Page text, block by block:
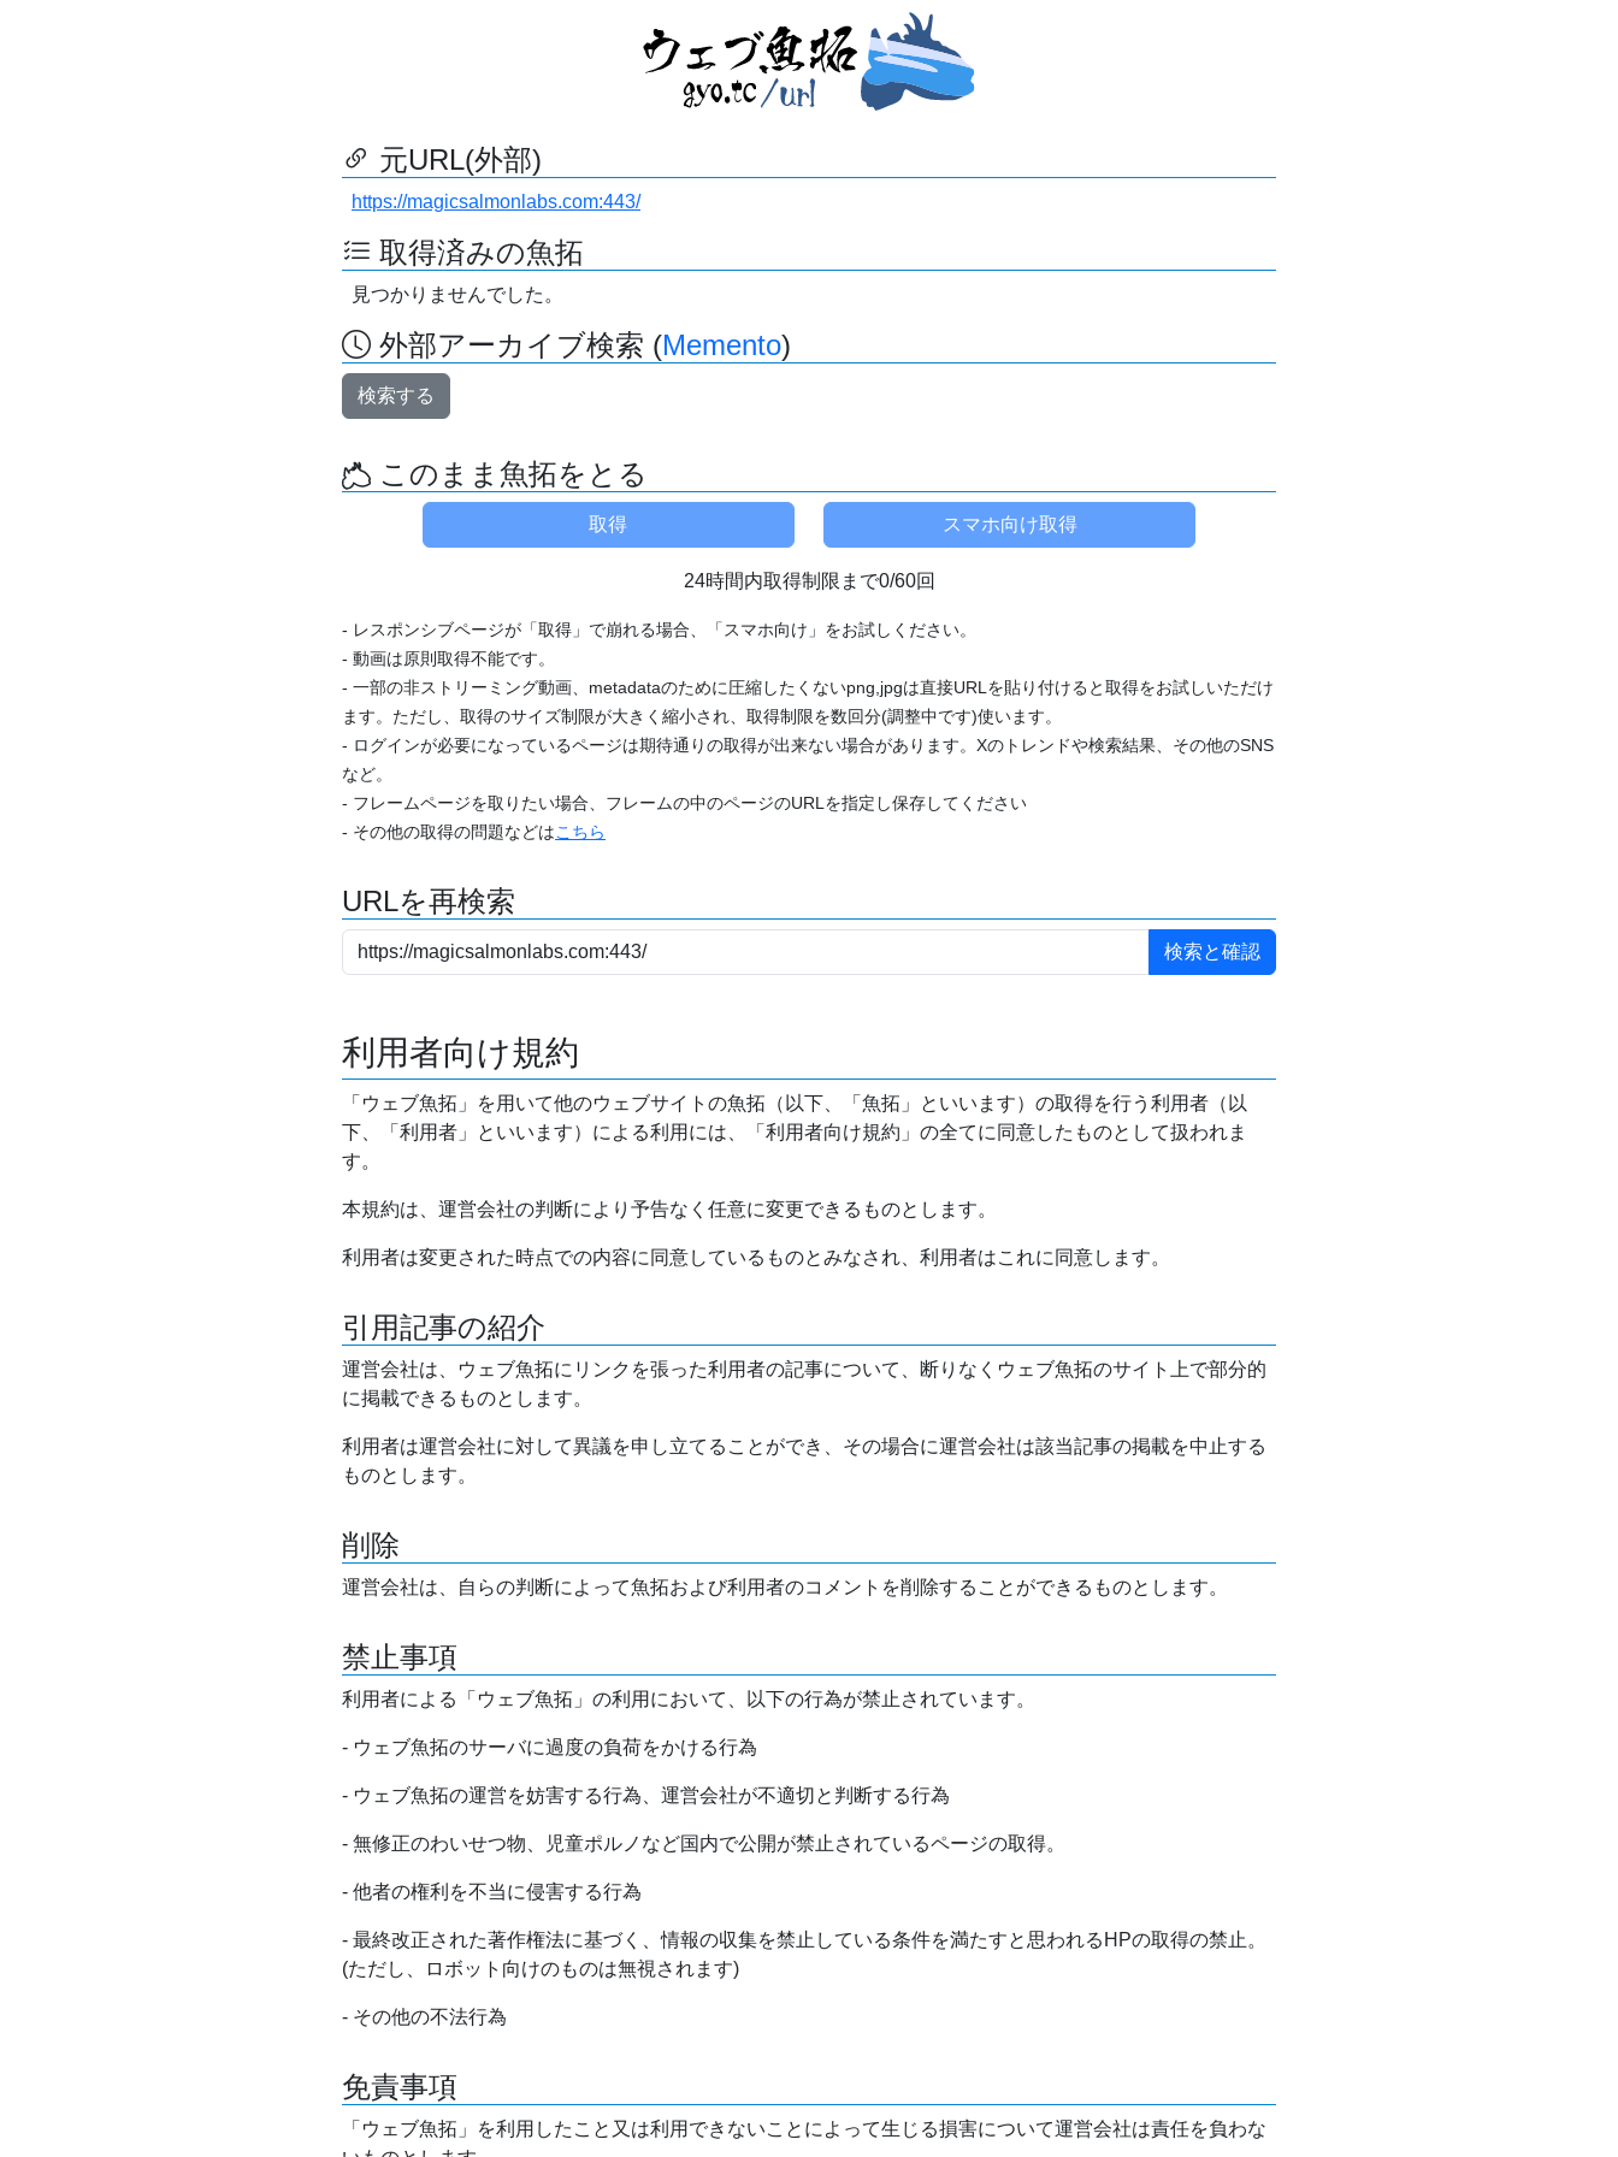
元URL(外部)
https://magicsalmonlabs.com:443/
取得済みの魚拓
見つかりませんでした。
外部アーカイブ検索 (Memento)
検索する
このまま魚拓をとる
24時間内取得制限まで0/60回
- レスポンシブページが「取得」で崩れる場合、「スマホ向け」をお試しください。
- 動画は原則取得不能です。
- 一部の非ストリーミング動画、metadataのために圧縮したくないpng,jpgは直接URLを貼り付けると取得をお試しいただけ
ます。ただし、取得のサイズ制限が大きく縮小され、取得制限を数回分(調整中です)使います。
- ログインが必要になっているページは期待通りの取得が出来ない場合があります。Xのトレンドや検索結果、その他のSNS
など。
- フレームページを取りたい場合、フレームの中のページのURLを指定し保存してください
- その他の取得の問題などはこちら
URLを再検索
利用者向け規約
「ウェブ魚拓」を用いて他のウェブサイトの魚拓（以下、「魚拓」といいます）の取得を行う利用者（以
下、「利用者」といいます）による利用には、「利用者向け規約」の全てに同意したものとして扱われま
す。
本規約は、運営会社の判断により予告なく任意に変更できるものとします。
利用者は変更された時点での内容に同意しているものとみなされ、利用者はこれに同意します。
引用記事の紹介
運営会社は、ウェブ魚拓にリンクを張った利用者の記事について、断りなくウェブ魚拓のサイト上で部分的
に掲載できるものとします。
利用者は運営会社に対して異議を申し立てることができ、その場合に運営会社は該当記事の掲載を中止する
ものとします。
削除
運営会社は、自らの判断によって魚拓および利用者のコメントを削除することができるものとします。
禁止事項
利用者による「ウェブ魚拓」の利用において、以下の行為が禁止されています。
- ウェブ魚拓のサーバに過度の負荷をかける行為
- ウェブ魚拓の運営を妨害する行為、運営会社が不適切と判断する行為
- 無修正のわいせつ物、児童ポルノなど国内で公開が禁止されているページの取得。
- 他者の権利を不当に侵害する行為
- 最終改正された著作権法に基づく、情報の収集を禁止している条件を満たすと思われるHPの取得の禁止。
(ただし、ロボット向けのものは無視されます)
- その他の不法行為
免責事項
「ウェブ魚拓」を利用したこと又は利用できないことによって生じる損害について運営会社は責任を負わな